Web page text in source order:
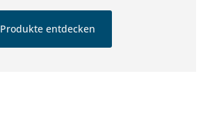
Produkte entdecken